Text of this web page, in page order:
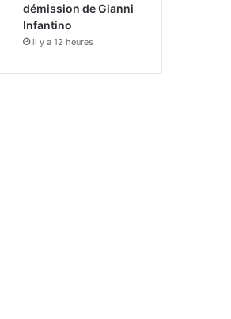
démission de Gianni
Infantino
il y a 12 heures